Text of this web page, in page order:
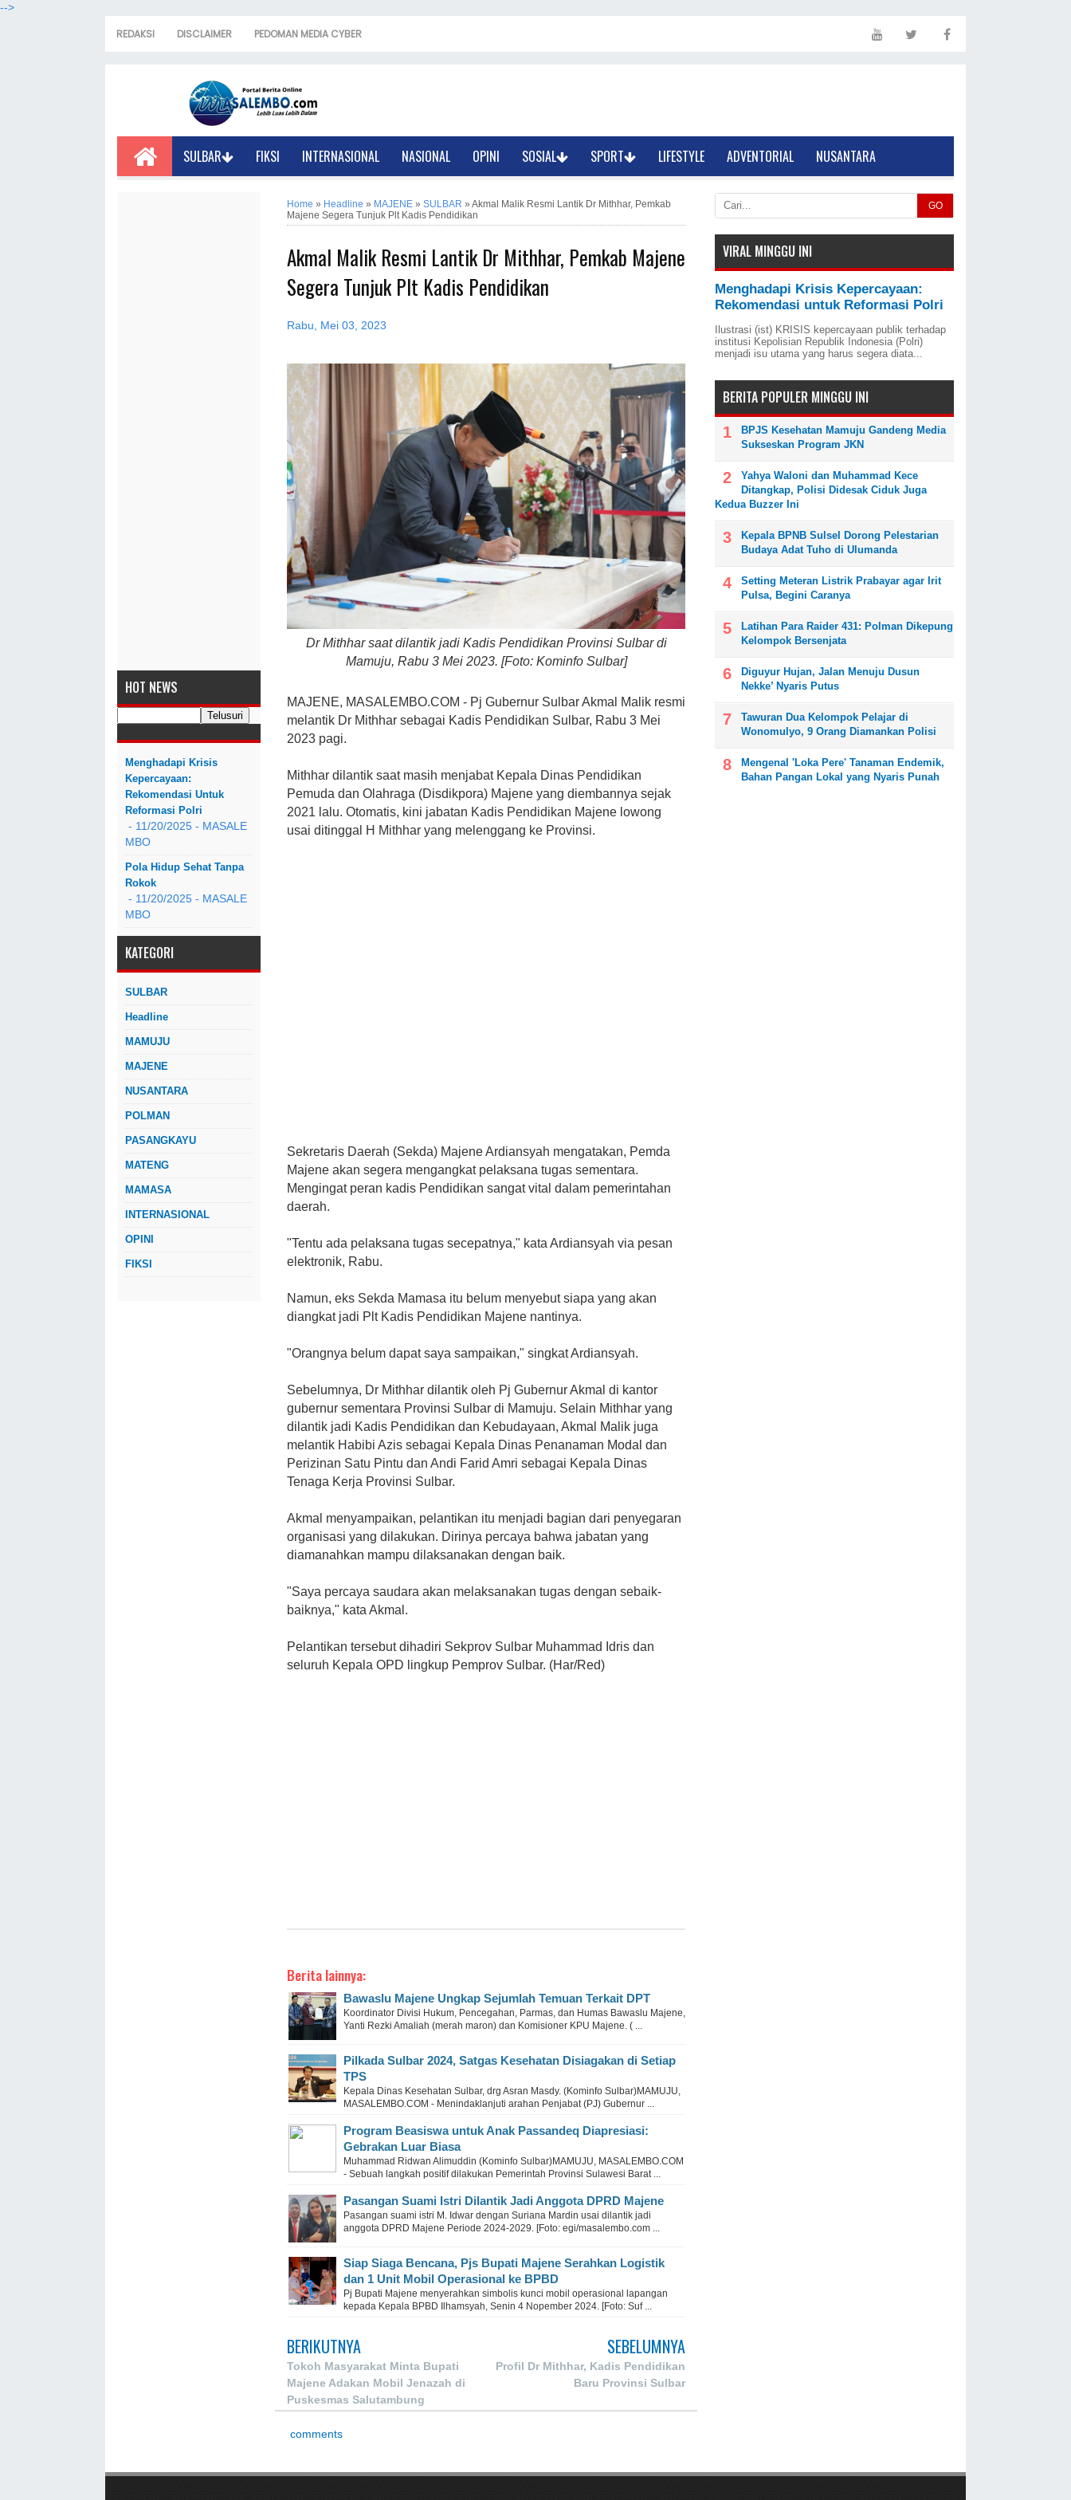
-->
REDAKSI DISCLAIMER PEDOMAN MEDIA CYBER
SULBAR FIKSI INTERNASIONAL NASIONAL OPINI SOSIAL SPORT LIFESTYLE ADVENTORIAL NUSANTARA
HOT NEWS
Menghadapi Krisis
Kepercayaan:
Rekomendasi Untuk
Reformasi Polri
- 11/20/2025 - MASALE
MBO
Pola Hidup Sehat Tanpa
Rokok
- 11/20/2025 - MASALE
MBO
KATEGORI
SULBAR
Headline
MAMUJU
MAJENE
NUSANTARA
POLMAN
PASANGKAYU
MATENG
MAMASA
INTERNASIONAL
OPINI
FIKSI
Home » Headline » MAJENE » SULBAR » Akmal Malik Resmi Lantik Dr Mithhar, Pemkab
Majene Segera Tunjuk Plt Kadis Pendidikan
Akmal Malik Resmi Lantik Dr Mithhar, Pemkab Majene
Segera Tunjuk Plt Kadis Pendidikan
Rabu, Mei 03, 2023
Dr Mithhar saat dilantik jadi Kadis Pendidikan Provinsi Sulbar di
Mamuju, Rabu 3 Mei 2023. [Foto: Kominfo Sulbar]
MAJENE, MASALEMBO.COM - Pj Gubernur Sulbar Akmal Malik resmi
melantik Dr Mithhar sebagai Kadis Pendidikan Sulbar, Rabu 3 Mei
2023 pagi.
Mithhar dilantik saat masih menjabat Kepala Dinas Pendidikan
Pemuda dan Olahraga (Disdikpora) Majene yang diembannya sejak
2021 lalu. Otomatis, kini jabatan Kadis Pendidikan Majene lowong
usai ditinggal H Mithhar yang melenggang ke Provinsi.
Sekretaris Daerah (Sekda) Majene Ardiansyah mengatakan, Pemda
Majene akan segera mengangkat pelaksana tugas sementara.
Mengingat peran kadis Pendidikan sangat vital dalam pemerintahan
daerah.
"Tentu ada pelaksana tugas secepatnya," kata Ardiansyah via pesan
elektronik, Rabu.
Namun, eks Sekda Mamasa itu belum menyebut siapa yang akan
diangkat jadi Plt Kadis Pendidikan Majene nantinya.
"Orangnya belum dapat saya sampaikan," singkat Ardiansyah.
Sebelumnya, Dr Mithhar dilantik oleh Pj Gubernur Akmal di kantor
gubernur sementara Provinsi Sulbar di Mamuju. Selain Mithhar yang
dilantik jadi Kadis Pendidikan dan Kebudayaan, Akmal Malik juga
melantik Habibi Azis sebagai Kepala Dinas Penanaman Modal dan
Perizinan Satu Pintu dan Andi Farid Amri sebagai Kepala Dinas
Tenaga Kerja Provinsi Sulbar.
Akmal menyampaikan, pelantikan itu menjadi bagian dari penyegaran
organisasi yang dilakukan. Dirinya percaya bahwa jabatan yang
diamanahkan mampu dilaksanakan dengan baik.
"Saya percaya saudara akan melaksanakan tugas dengan sebaik-
baiknya," kata Akmal.
Pelantikan tersebut dihadiri Sekprov Sulbar Muhammad Idris dan
seluruh Kepala OPD lingkup Pemprov Sulbar. (Har/Red)
Berita lainnya:
Bawaslu Majene Ungkap Sejumlah Temuan Terkait DPT
Koordinator Divisi Hukum, Pencegahan, Parmas, dan Humas Bawaslu Majene,
Yanti Rezki Amaliah (merah maron) dan Komisioner KPU Majene. ( ...
Pilkada Sulbar 2024, Satgas Kesehatan Disiagakan di Setiap
TPS
Kepala Dinas Kesehatan Sulbar, drg Asran Masdy. (Kominfo Sulbar)MAMUJU,
MASALEMBO.COM - Menindaklanjuti arahan Penjabat (PJ) Gubernur ...
Program Beasiswa untuk Anak Passandeq Diapresiasi:
Gebrakan Luar Biasa
Muhammad Ridwan Alimuddin (Kominfo Sulbar)MAMUJU, MASALEMBO.COM
- Sebuah langkah positif dilakukan Pemerintah Provinsi Sulawesi Barat ...
Pasangan Suami Istri Dilantik Jadi Anggota DPRD Majene
Pasangan suami istri M. Idwar dengan Suriana Mardin usai dilantik jadi
anggota DPRD Majene Periode 2024-2029. [Foto: egi/masalembo.com ...
Siap Siaga Bencana, Pjs Bupati Majene Serahkan Logistik
dan 1 Unit Mobil Operasional ke BPBD
Pj Bupati Majene menyerahkan simbolis kunci mobil operasional lapangan
kepada Kepala BPBD Ilhamsyah, Senin 4 Nopember 2024. [Foto: Suf ...
BERIKUTNYA
Tokoh Masyarakat Minta Bupati
Majene Adakan Mobil Jenazah di
Puskesmas Salutambung
SEBELUMNYA
Profil Dr Mithhar, Kadis Pendidikan
Baru Provinsi Sulbar
comments
GO
VIRAL MINGGU INI
Menghadapi Krisis Kepercayaan:
Rekomendasi untuk Reformasi Polri
Ilustrasi (ist) KRISIS kepercayaan publik terhadap
institusi Kepolisian Republik Indonesia (Polri)
menjadi isu utama yang harus segera diata...
BERITA POPULER MINGGU INI
BPJS Kesehatan Mamuju Gandeng Media
Sukseskan Program JKN
Yahya Waloni dan Muhammad Kece
Ditangkap, Polisi Didesak Ciduk Juga
Kedua Buzzer Ini
Kepala BPNB Sulsel Dorong Pelestarian
Budaya Adat Tuho di Ulumanda
Setting Meteran Listrik Prabayar agar Irit
Pulsa, Begini Caranya
Latihan Para Raider 431: Polman Dikepung
Kelompok Bersenjata
Diguyur Hujan, Jalan Menuju Dusun
Nekke’ Nyaris Putus
Tawuran Dua Kelompok Pelajar di
Wonomulyo, 9 Orang Diamankan Polisi
Mengenal 'Loka Pere' Tanaman Endemik,
Bahan Pangan Lokal yang Nyaris Punah